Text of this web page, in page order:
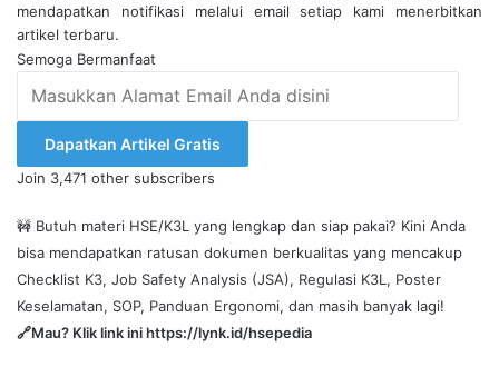
mendapatkan notifikasi melalui email setiap kami menerbitkan
artikel terbaru.
Semoga Bermanfaat
Alamat
Anda
disini
Dapatkan Artikel Gratis
Join 3,471 other subscribers
🚧 Butuh materi HSE/K3L yang lengkap dan siap pakai? Kini Anda
bisa mendapatkan ratusan dokumen berkualitas yang mencakup
Checklist K3, Job Safety Analysis (JSA), Regulasi K3L, Poster
Keselamatan, SOP, Panduan Ergonomi, dan masih banyak lagi!
🔗Mau? Klik link inihttps://lynk.id/hsepedia